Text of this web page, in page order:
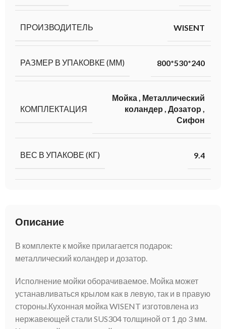
Описание
В комплекте к мойке прилагается подарок:
металлический коландер и дозатор.
Исполнение мойки оборачиваемое. Мойка может
устанавливаться крылом как в левую, так и в правую
стороны.Кухонная мойка WISENT изготовлена из
нержавеющей стали SUS304 толщиной от 1 до 3 мм.
ПРОИЗВОДИТЕЛЬ WISENT
РАЗМЕР В УПАКОВКЕ (ММ) 800*530*240
КОМПЛЕКТАЦИЯ
Мойка, Металлический
коландер , Дозатор ,
Сифон
ВЕС В УПАКОВЕ (КГ) 9.4